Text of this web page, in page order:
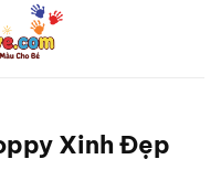
Xinh Đẹp